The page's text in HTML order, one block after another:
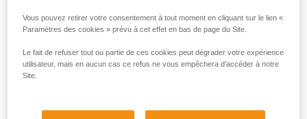
Email *
Vous pouvez retirer votre consentement à tout moment en cliquant sur le lien «
Paramètres des cookies » prévu à cet effet en bas de page du Site.
Le fait de refuser tout ou partie de ces cookies peut dégrader votre expérience
utilisateur, mais en aucun cas ce refus ne vous empêchera d’accéder à notre
Site.